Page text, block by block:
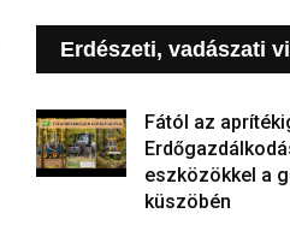
Erdészeti, vadászati
Fától az
eszközökkel a
küszöbén